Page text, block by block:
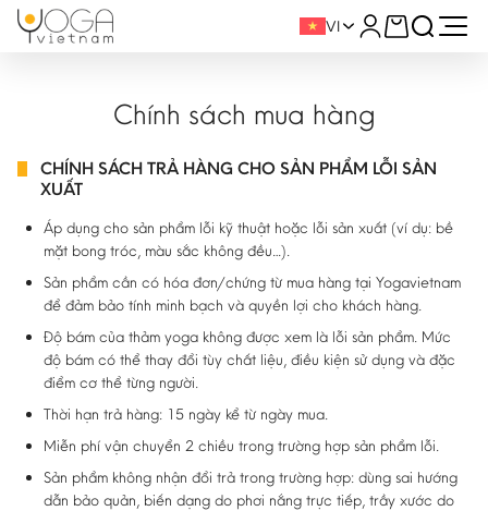
VI
Chính sách mua hàng
CHÍNH SÁCH TRẢ HÀNG CHO SẢN PHẨM LỖI SẢN
XUẤT
Áp dụng cho sản phẩm lỗi kỹ thuật hoặc lỗi sản xuất (ví dụ: bề
mặt bong tróc, màu sắc không đều…).
Sản phẩm cần có hóa đơn/chứng từ mua hàng tại Yogavietnam
để đảm bảo tính minh bạch và quyền lợi cho khách hàng.
Độ bám của thảm yoga không được xem là lỗi sản phẩm. Mức
độ bám có thể thay đổi tùy chất liệu, điều kiện sử dụng và đặc
điểm cơ thể từng người.
Thời hạn trả hàng: 15 ngày kể từ ngày mua.
Miễn phí vận chuyển 2 chiều trong trường hợp sản phẩm lỗi.
Sản phẩm không nhận đổi trả trong trường hợp: dùng sai hướng
dẫn bảo quản, biến dạng do phơi nắng trực tiếp, trầy xước do